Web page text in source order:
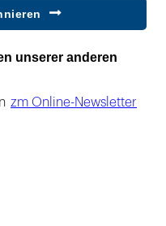
unserer anderen
zm Online-Newsletter